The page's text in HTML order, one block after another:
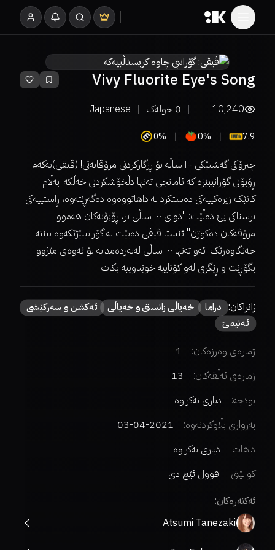
Vivy Fluorite Eye's Song
10,240
0 خولەک Japanese
7.9
0%
0%
چیرۆکی گەشتێکی ١٠٠ ساڵە بۆ ڕزگارکردنی مرۆڤایەتی! (ڤیڤی)یەکەم
ڕۆبۆتی گۆرانیبێژە کە ئامانجی تەنها دڵخۆشکردنی خەڵکە. بەڵام
کاتێک زیرەکییەکی دەستکرد لە داهاتووەوە دەگەڕێتەوە، ڕاستییەکی
ترسناکی پێ دەڵێت: "دوای ١٠٠ ساڵی تر، ڕۆبۆتەکان هەموو
مرۆڤەکان دەکوژن" ئێستا ڤیڤی دەبێت لە گۆرانیبێژێکەوە ببێتە
جەنگاوەرێک. ئەو تەنها ١٠٠ ساڵی لەبەردەمدایە بۆ ئەوەی مێژوو
بگۆڕێت و ڕێگری لەو کۆتاییە خوێناوییە بکات
ژانراکان: دراما خەیاڵی زانستی و خەیاڵی
ئەکشن و سەرکێشی
ئەنیمێ
ژمارەی وەرزەکان:
1
ژمارەی ئەڵقەکان:
13
بودجە:
دیاری نەکراوە
بەرواری بڵاوکردنەوە:
2021-04-03
داهات:
دیاری نەکراوە
کوالێتی:
فوول ئێچ دی
ئەکتەرەکان:
Atsumi Tanezaki